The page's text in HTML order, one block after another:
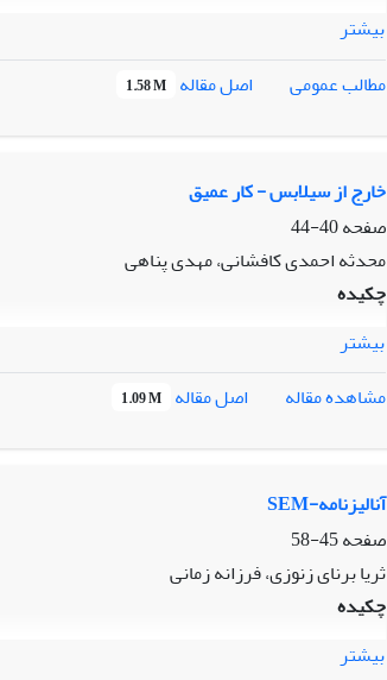
بیشتر
مطالب عمومی
اصل مقاله 1.58 M
خارج از سیلابس - کار عمیق
صفحه40-44
محدثه احمدی کافشانی، مهدی پناهی
چکیده
بیشتر
مشاهده مقاله
اصل مقاله 1.09 M
آنالیزنامه-SEM
صفحه45-58
ثریا برنای زنوزی، فرزانه زمانی
چکیده
بیشتر